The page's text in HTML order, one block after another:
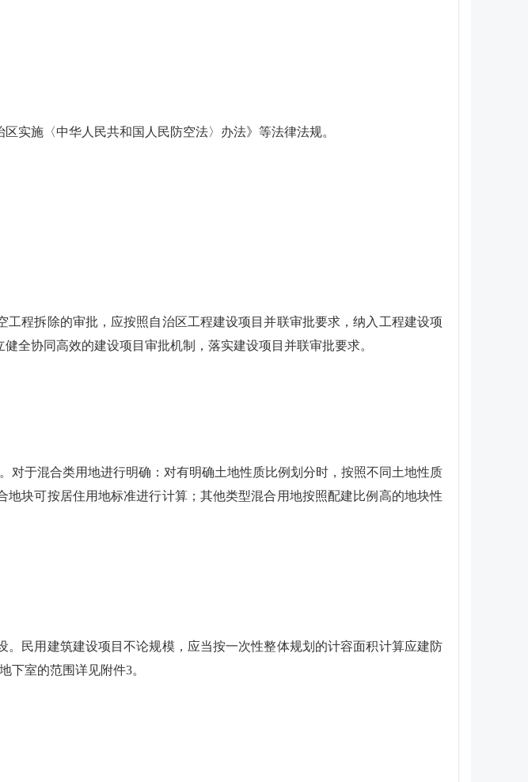
实施〈中华人民共和国人民防空法〉办法》等法律法规。
程拆除的审批，应按照自治区工程建设项目并联审批要求，纳入工程建设项
全协同高效的建设项目审批机制，落实建设项目并联审批要求。
对于混合类用地进行明确：对有明确土地性质比例划分时，按照不同土地性质
块可按居住用地标准进行计算；其他类型混合用地按照配建比例高的地块性
民用建筑建设项目不论规模，应当按一次性整体规划的计容面积计算应建防
下室的范围详见附件3。